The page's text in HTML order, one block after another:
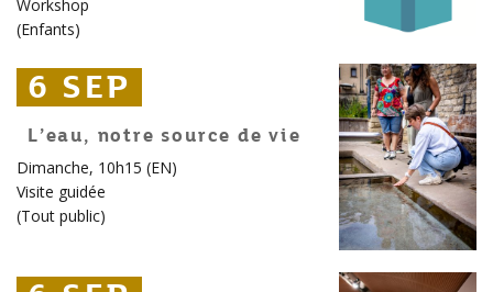
Workshop
(Enfants)
6 SEP
6 SEP
6 SEP
L’eau, notre source de vie
Dimanche, 10h15 (EN)
Visite guidée
(Tout public)